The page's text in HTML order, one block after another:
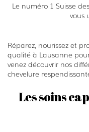
Le numéro 1 Suisse
vous
Réparez, nourissez et
qualité à Lausanne
venez découvrir nos
chevelure
Les soins